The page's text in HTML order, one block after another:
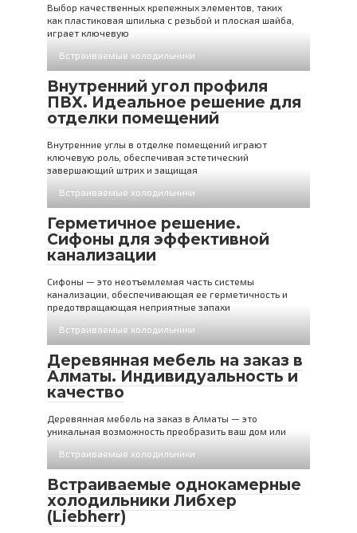
Выбор качественных крепежных элементов, таких
как пластиковая шпилька с резьбой и плоская шайба,
играет ключевую
Встраиваемые холодильники
Внутренний угол профиля
ПВХ. Идеальное решение для
отделки помещений
Внутренние углы в отделке помещений играют
ключевую роль, обеспечивая эстетический
завершающий штрих и защищая
Встраиваемые холодильники
Герметичное решение.
Сифоны для эффективной
канализации
Сифоны — это неотъемлемая часть системы
канализации, обеспечивающая ее герметичность и
предотвращающая неприятные запахи
Встраиваемые холодильники
Деревянная мебель на заказ в
Алматы. Индивидуальность и
качество
Деревянная мебель на заказ в Алматы — это
уникальная возможность преобразить ваш дом или
Встраиваемые холодильники
Встраиваемые однокамерные
холодильники Либхер
(Liebherr)